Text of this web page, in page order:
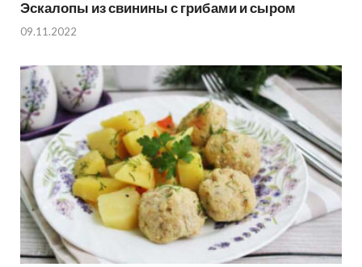
Эскалопы из свинины с грибами и сыром
09.11.2022